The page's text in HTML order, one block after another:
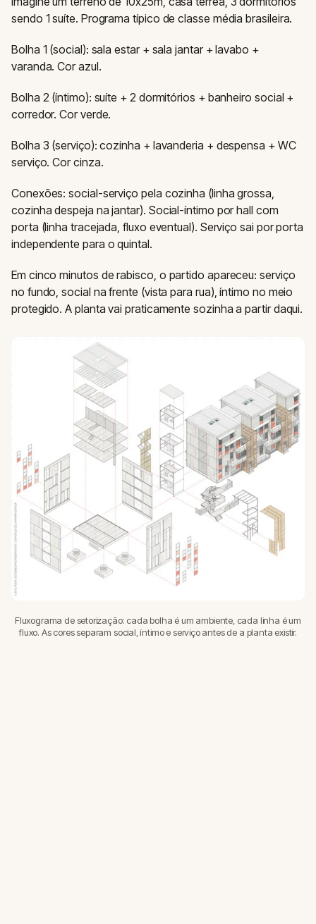
sendo 1 suíte. Programa típico de classe média brasileira.
Bolha 1 (social): sala estar + sala jantar + lavabo +
varanda. Cor azul.
Bolha 2 (íntimo): suíte + 2 dormitórios + banheiro social +
corredor. Cor verde.
Bolha 3 (serviço): cozinha + lavanderia + despensa + WC
serviço. Cor cinza.
Conexões: social-serviço pela cozinha (linha grossa,
cozinha despeja na jantar). Social-íntimo por hall com
porta (linha tracejada, fluxo eventual). Serviço sai por porta
independente para o quintal.
Em cinco minutos de rabisco, o partido apareceu: serviço
no fundo, social na frente (vista para rua), íntimo no meio
protegido. A planta vai praticamente sozinha a partir daqui.
Fluxograma de setorização: cada bolha é um ambiente, cada linha é um
fluxo. As cores separam social, íntimo e serviço antes de a planta existir.